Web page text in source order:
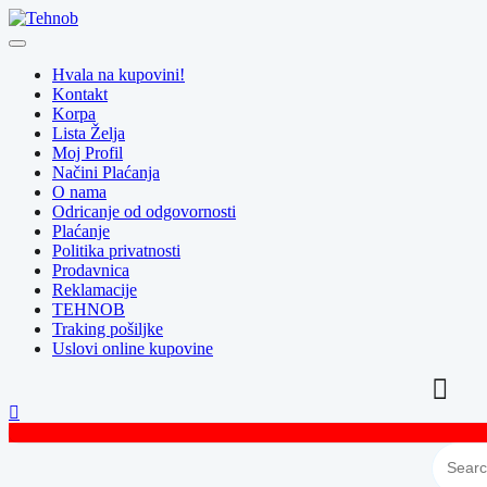
Skip
to
Hvala na kupovini!
Kontakt
Korpa
Lista Želja
Moj Profil
Načini Plaćanja
O nama
Odricanje od odgovornosti
Plaćanje
Politika privatnosti
Prodavnica
Reklamacije
TEHNOB
Traking pošiljke
Uslovi online kupovine